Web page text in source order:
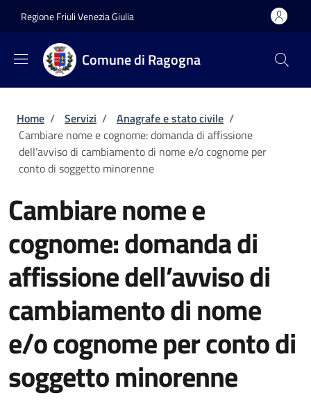
Regione Friuli Venezia Giulia
Comune di Ragogna
Briciole di pane
Home / Servizi / Anagrafe e stato civile /
Cambiare nome e cognome: domanda di affissione
dell’avviso di cambiamento di nome e/o cognome per
conto di soggetto minorenne
Cambiare nome e
cognome: domanda di
affissione dell’avviso di
cambiamento di nome
e/o cognome per conto di
soggetto minorenne